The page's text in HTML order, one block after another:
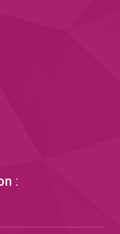
: